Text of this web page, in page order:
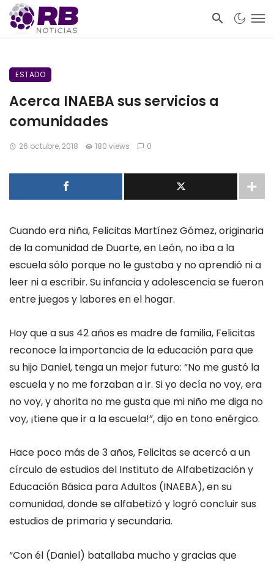
ESTADO
Acerca INAEBA sus servicios a
comunidades
26 octubre, 2018 180 views 0
Cuando era niña, Felicitas Martínez Gómez, originaria
de la comunidad de Duarte, en León, no iba a la
escuela sólo porque no le gustaba y no aprendió ni a
leer ni a escribir. Su infancia y adolescencia se fueron
entre juegos y labores en el hogar.
Hoy que a sus 42 años es madre de familia, Felicitas
reconoce la importancia de la educación para que
su hijo Daniel, tenga un mejor futuro: “No me gustó la
escuela y no me forzaban a ir. Si yo decía no voy, era
no voy, y ahorita no me gusta que mi niño me diga no
voy, ¡tiene que ir a la escuela!”, dijo en tono enérgico.
Hace poco más de 3 años, Felicitas se acercó a un
círculo de estudios del Instituto de Alfabetización y
Educación Básica para Adultos (INAEBA), en su
comunidad, donde se alfabetizó y logró concluir sus
estudios de primaria y secundaria.
“Con él (Daniel) batallaba mucho y gracias que